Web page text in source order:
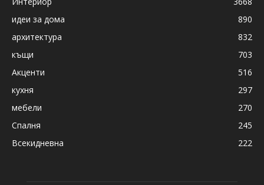
идеи за дома
890
архитектура
832
къщи
703
Акценти
516
кухня
297
мебели
270
Спалня
245
Всекидневна
222